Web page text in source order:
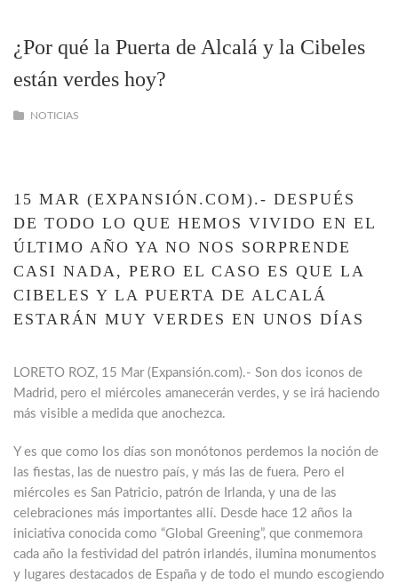
¿Por qué la Puerta de Alcalá y la Cibeles
están verdes hoy?
NOTICIAS
15 MAR (EXPANSIÓN.COM).- DESPUÉS
DE TODO LO QUE HEMOS VIVIDO EN EL
ÚLTIMO AÑO YA NO NOS SORPRENDE
CASI NADA, PERO EL CASO ES QUE LA
CIBELES Y LA PUERTA DE ALCALÁ
ESTARÁN MUY VERDES EN UNOS DÍAS
LORETO ROZ, 15 Mar (Expansión.com).- Son dos iconos de
Madrid, pero el miércoles amanecerán verdes, y se irá haciendo
más visible a medida que anochezca.
Y es que como los días son monótonos perdemos la noción de
las fiestas, las de nuestro país, y más las de fuera. Pero el
miércoles es San Patricio, patrón de Irlanda, y una de las
celebraciones más importantes allí. Desde hace 12 años la
iniciativa conocida como “Global Greening”, que conmemora
cada año la festividad del patrón irlandés, ilumina monumentos
y lugares destacados de España y de todo el mundo escogiendo